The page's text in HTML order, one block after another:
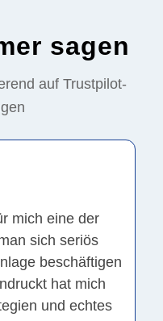
sagen
auf Trustpilot-
mich eine der
sich seriös
beschäftigen
hat mich
und echtes